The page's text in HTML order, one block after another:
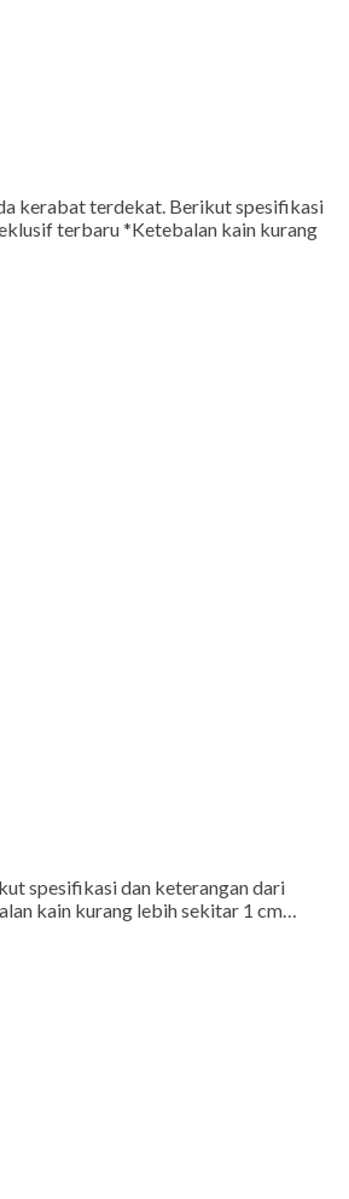
kerabat terdekat. Berikut spesifikasi
terbaru *Ketebalan kain kurang
spesifikasi dan keterangan dari
kain kurang lebih sekitar 1 cm…